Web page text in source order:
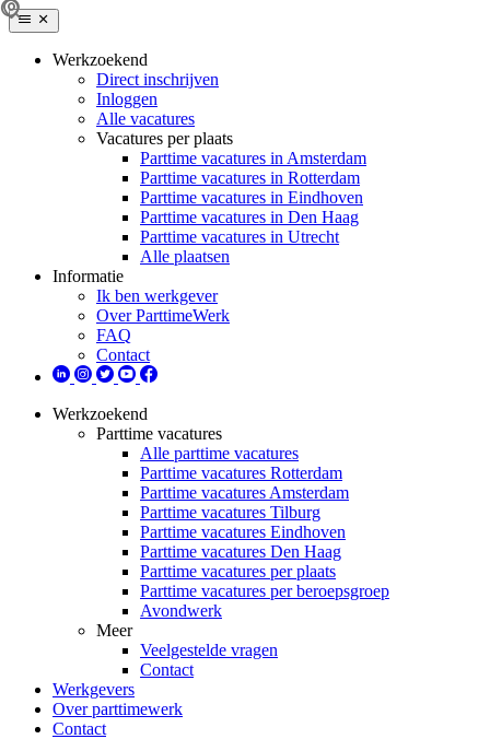
Werkzoekend
Direct inschrijven
Inloggen
Alle vacatures
Vacatures per plaats
Parttime vacatures in Amsterdam
Parttime vacatures in Rotterdam
Parttime vacatures in Eindhoven
Parttime vacatures in Den Haag
Parttime vacatures in Utrecht
Alle plaatsen
Informatie
Ik ben werkgever
Over ParttimeWerk
FAQ
Contact
Werkzoekend
Parttime vacatures
Alle parttime vacatures
Parttime vacatures Rotterdam
Parttime vacatures Amsterdam
Parttime vacatures Tilburg
Parttime vacatures Eindhoven
Parttime vacatures Den Haag
Parttime vacatures per plaats
Parttime vacatures per beroepsgroep
Avondwerk
Meer
Veelgestelde vragen
Contact
Werkgevers
Over parttimewerk
Contact